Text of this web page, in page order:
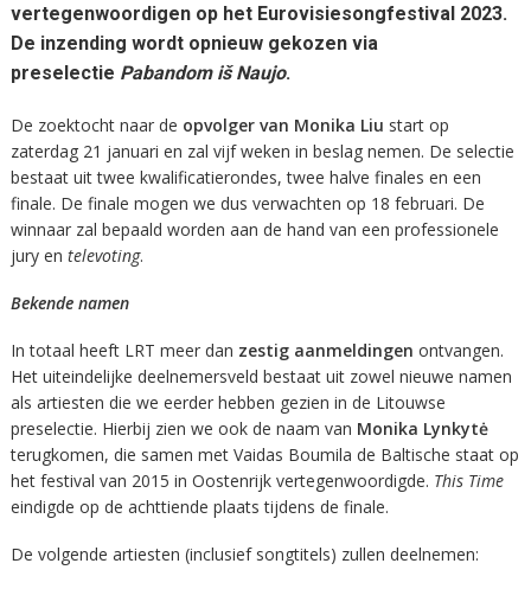
vertegenwoordigen op het Eurovisiesongfestival 2023.
De inzending wordt opnieuw gekozen via
preselectie Pabandom iš Naujo.
De zoektocht naar de opvolger van Monika Liu start op
zaterdag 21 januari en zal vijf weken in beslag nemen. De selectie
bestaat uit twee kwalificatierondes, twee halve finales en een
finale. De finale mogen we dus verwachten op 18 februari. De
winnaar zal bepaald worden aan de hand van een professionele
jury en televoting.
Bekende namen
In totaal heeft LRT meer dan zestig aanmeldingen ontvangen.
Het uiteindelijke deelnemersveld bestaat uit zowel nieuwe namen
als artiesten die we eerder hebben gezien in de Litouwse
preselectie. Hierbij zien we ook de naam van Monika Lynkytė
terugkomen, die samen met Vaidas Boumila de Baltische staat op
het festival van 2015 in Oostenrijk vertegenwoordigde. This Time
eindigde op de achttiende plaats tijdens de finale.
De volgende artiesten (inclusief songtitels) zullen deelnemen: